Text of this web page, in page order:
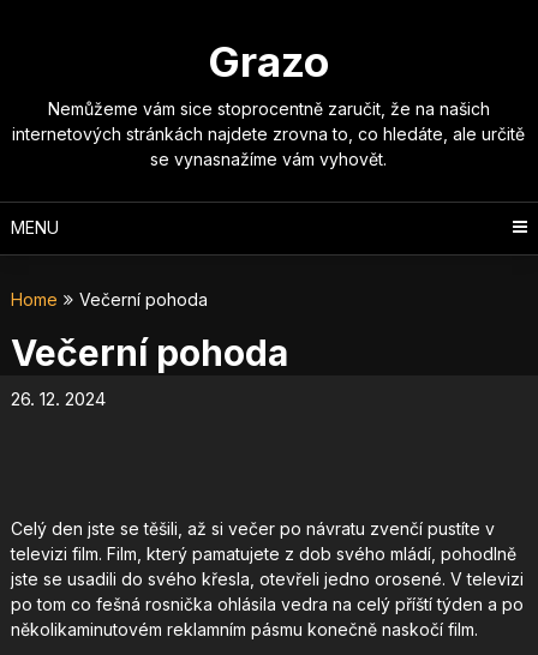
Grazo
Nemůžeme vám sice stoprocentně zaručit, že na našich
internetových stránkách najdete zrovna to, co hledáte, ale určitě
se vynasnažíme vám vyhovět.
MENU
Home Večerní pohoda
Večerní pohoda
26. 12. 2024
Celý den jste se těšili, až si večer po návratu zvenčí pustíte v
televizi film. Film, který pamatujete z dob svého mládí, pohodlně
jste se usadili do svého křesla, otevřeli jedno orosené. V televizi
po tom co fešná rosnička ohlásila vedra na celý příští týden a po
několikaminutovém reklamním pásmu konečně naskočí film.